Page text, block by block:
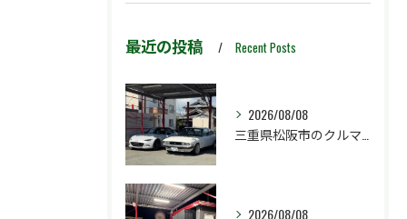
最近の投稿 Recent Posts
2026/08/08
2026/08/08